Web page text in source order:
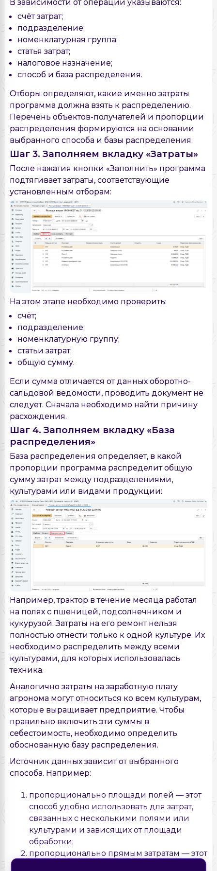
счёт затрат;
подразделение;
номенклатурная группа;
статья затрат;
налоговое назначение;
способ и база распределения.
Отборы определяют, какие именно затраты
программа должна взять к распределению.
Перечень объектов-получателей и пропорции
распределения формируются на основании
выбранного способа и базы распределения.
Шаг 3. Заполняем вкладку «Затраты»
После нажатия кнопки «Заполнить» программа
подтягивает затраты, соответствующие
установленным отборам:
На этом этапе необходимо проверить:
счёт;
подразделение;
номенклатурную группу;
статьи затрат;
общую сумму.
Если сумма отличается от данных оборотно-
сальдовой ведомости, проводить документ не
следует. Сначала необходимо найти причину
расхождения.
Шаг 4. Заполняем вкладку «База
распределения»
База распределения определяет, в какой
пропорции программа распределит общую
сумму затрат между подразделениями,
культурами или видами продукции:
Например, трактор в течение месяца работал
на полях с пшеницей, подсолнечником и
кукурузой. Затраты на его ремонт нельзя
полностью отнести только к одной культуре. Их
необходимо распределить между всеми
культурами, для которых использовалась
техника.
Аналогично затраты на заработную плату
агронома могут относиться ко всем культурам,
которые выращивает предприятие. Чтобы
правильно включить эти суммы в
себестоимость, необходимо определить
обоснованную базу распределения.
Источник данных зависит от выбранного
способа. Например:
пропорционально площади полей — этот
способ удобно использовать для затрат,
связанных с несколькими полями или
культурами и зависящих от площади
обработки;
пропорционально прямым затратам — этот